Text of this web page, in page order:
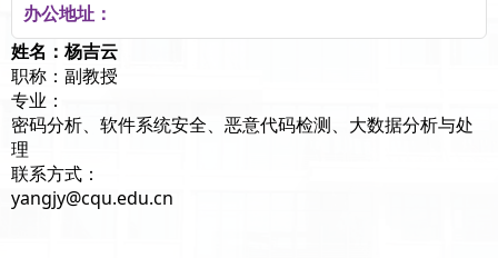
办公地址：
姓名：杨吉云
职称：副教授
专业：
密码分析、软件系统安全、恶意代码检测、大数据分析与处
理
联系方式：
yangjy@cqu.edu.cn